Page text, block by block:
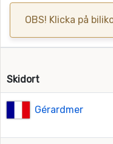
OBS! Klicka på
Skidort
Gérardmer